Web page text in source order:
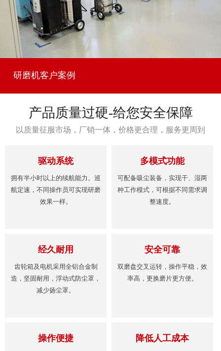
研磨机客户案例
产品质量过硬-给您安全保障
以质量征服市场，厂销一体，价格更合理，服务更周到
驱动系统
拥有半小时以上的续航能力。巡
航定速，不同操作员可实现研磨
效果一样。
多模式功能
可配备吸尘装备，实现干、湿两
种工作模式，可根据不同需求调
整速度。
经久耐用
齿轮箱及电机采用全铝合金制
造，坚固耐用，浮动式防尘罩，
减少扬尘罩。
安全可靠
双磨盘交叉运转，操作平稳，效
率高，更换磨片更方便。
操作便捷 降低人工成本